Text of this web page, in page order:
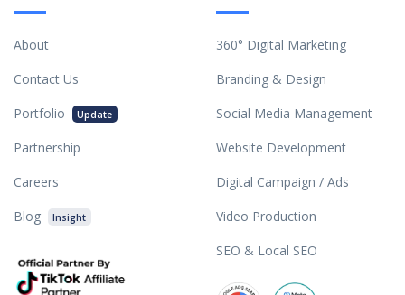
About
Contact Us
Portfolio
Update
Partnership
Careers
Blog
Insight
360° Digital Marketing
Branding & Design
Social Media Management
Website Development
Digital Campaign / Ads
Video Production
SEO & Local SEO